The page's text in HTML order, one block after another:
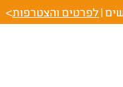
לפרטים והצטרפות>